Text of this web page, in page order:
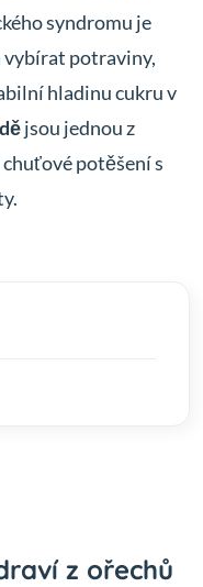
syndromu je
vybírat potraviny,
hladinu cukru v
jsou jednou z
potěšení s
z ořechů